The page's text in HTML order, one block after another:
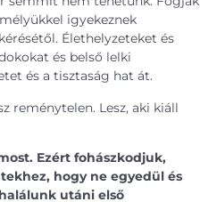
igyekeznek
Élethelyzeteket és
és belső lelki
és a tisztaság hat át.
reménytelen. Lesz, aki kiáll
Ezért fohászkodjuk,
hogy ne egyedül és
utáni első